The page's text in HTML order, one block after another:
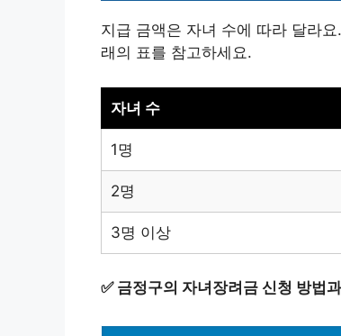
지급 금액은 자녀 수에 따라 달라
래의 표를 참고하세요.
자녀 수
1명
2명
3명 이상
✅ 금정구의 자녀장려금 신청 방법